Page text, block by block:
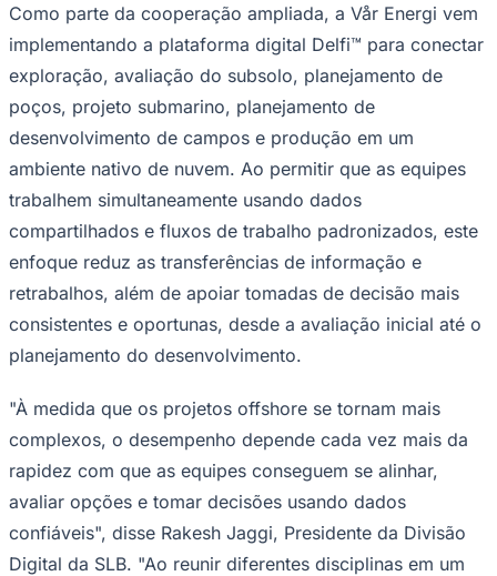
Anuncie Regional
Vagas na RegiãoNovo
Hub de Negócios
Guia Comercial
Selo Verificado
Portal Educacional
Agenda de Vestibulares
Vagas de Emprego
Concursos
Panorama Econômico
Panorama Econômico
Para Sua Empresa
Anuncie no Portal
Anunciar VagasNovo
Publicidade Legal
NFL
Fórmula 1
UFC
Tênis (ATP)
MLB
Como parte da cooperação ampliada, a Vår Energi vem
implementando a plataforma digital Delfi™ para conectar
exploração, avaliação do subsolo, planejamento de
poços, projeto submarino, planejamento de
desenvolvimento de campos e produção em um
ambiente nativo de nuvem. Ao permitir que as equipes
trabalhem simultaneamente usando dados
compartilhados e fluxos de trabalho padronizados, este
enfoque reduz as transferências de informação e
retrabalhos, além de apoiar tomadas de decisão mais
consistentes e oportunas, desde a avaliação inicial até o
planejamento do desenvolvimento.
"À medida que os projetos offshore se tornam mais
complexos, o desempenho depende cada vez mais da
rapidez com que as equipes conseguem se alinhar,
avaliar opções e tomar decisões usando dados
confiáveis", disse Rakesh Jaggi, Presidente da Divisão
Digital da SLB. "Ao reunir diferentes disciplinas em um